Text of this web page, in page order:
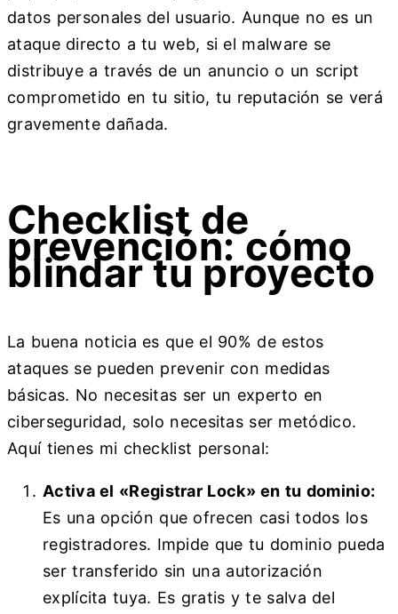
datos personales del usuario. Aunque no es un
ataque directo a tu web, si el malware se
distribuye a través de un anuncio o un script
comprometido en tu sitio, tu reputación se verá
gravemente dañada.
Checklist de
prevención: cómo
blindar tu proyecto
La buena noticia es que el 90% de estos
ataques se pueden prevenir con medidas
básicas. No necesitas ser un experto en
ciberseguridad, solo necesitas ser metódico.
Aquí tienes mi checklist personal:
Activa el «Registrar Lock» en tu dominio:
Es una opción que ofrecen casi todos los
registradores. Impide que tu dominio pueda
ser transferido sin una autorización
explícita tuya. Es gratis y te salva del